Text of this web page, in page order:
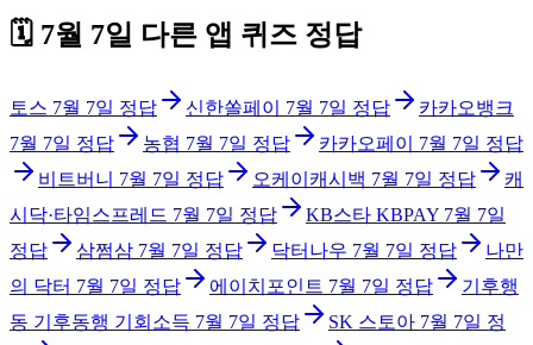
🗓️ 7월 7일 다른 앱 퀴즈 정답
토스 7월 7일 정답 신한쏠페이 7월 7일 정답
카카오뱅크
7월 7일 정답 농협 7월 7일 정답 카카오페이 7월 7일 정답
비트버니 7월 7일 정답 오케이캐시백 7월 7일 정답
캐
시닥·타임스프레드 7월 7일 정답 KB스타 KBPAY 7월 7일
정답
삼쩜삼 7월 7일 정답 닥터나우 7월 7일 정답
나만
의 닥터 7월 7일 정답 에이치포인트 7월 7일 정답
기후행
동 기후동행 기회소득 7월 7일 정답 SK 스토아 7월 7일 정